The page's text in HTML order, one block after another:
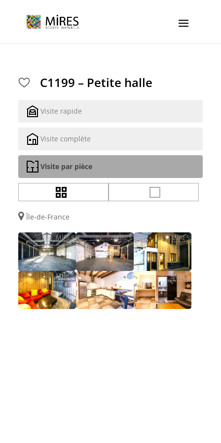
C1199 – Petite halle
Visite rapide
Visite complète
Visite par pièce
Île-de-France